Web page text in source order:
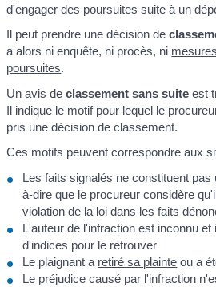
d'engager des poursuites suite à un
Il peut prendre une décision de
a alors ni enquête, ni procès, ni
poursuites.
Un avis declassement sans suite est
Il indique le motif pour lequel le
pris une décision de classement.
Ces motifs peuvent correspondre aux
Les faits signalés ne constituent pas
à-dire que le procureur considère
violation de la loi dans les faits
L'auteur de l'infraction est inconnu
d'indices pour le retrouver
Le plaignant a retiré sa plainte ou a
Le préjudice causé par l'infraction